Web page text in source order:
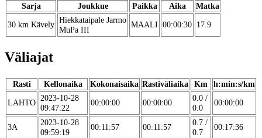
Sarja Joukkue Paikka Aika
Matka
30 km Kävely Hiekkataipale Jarmo
MuPa III
MAALI 00:00:30 17.9
Väliajat
Rasti Kellonaika Kokonaisaika Rastiväliaika Km
h:min:s/km
LAHTO 2023-10-28
09:47:22
00:00:00 00:00:00
0.0 /
0.0
00:00:00
3A
2023-10-28
09:59:19
00:11:57 00:11:57
0.7 /
0.7
00:17:36